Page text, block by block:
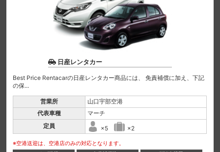
日産レンタカー
Best Price Rentacarの日産レンタカー商品には、 免責補償に加え、下記
の保...
営業所
山口宇部空港
代表車種
マーチ
定員
×5 ×2
※空港送迎は、空港店のみの対応となります。